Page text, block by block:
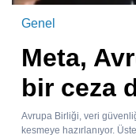
Genel
Meta,
bir ceza
Avrupa Birliği, veri
kesmeye hazırlanıyor.